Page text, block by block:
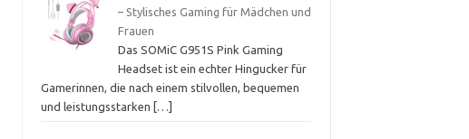
– Stylisches Gaming für Mädchen und
Frauen
Das SOMiC G951S Pink Gaming
Headset ist ein echter Hingucker für
Gamerinnen, die nach einem stilvollen, bequemen
und leistungsstarken
[…]